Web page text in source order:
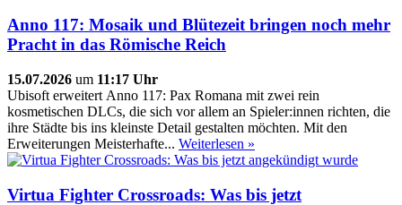
Anno 117: Mosaik und Blütezeit bringen noch mehr
Pracht in das Römische Reich
15.07.2026 um 11:17 Uhr
Ubisoft erweitert Anno 117: Pax Romana mit zwei rein
kosmetischen DLCs, die sich vor allem an Spieler:innen richten, die
ihre Städte bis ins kleinste Detail gestalten möchten. Mit den
Erweiterungen Meisterhafte... Weiterlesen »
Virtua Fighter Crossroads: Was bis jetzt